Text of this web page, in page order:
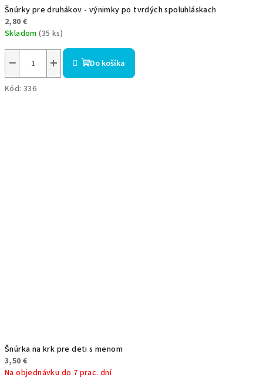
Šnúrky pre druhákov - výnimky po tvrdých spoluhláskach
2,80 €
Skladom(35 ks)
+
− Do košíka
Kód: 336
Šnúrka na krk pre deti s menom
3,50 €
Na objednávku do 7 prac. dní